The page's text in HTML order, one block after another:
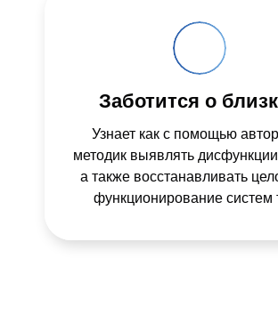
Заботится о
Узнает как с помощью
методик выявлять
а также восстанавливать
функционирование систем